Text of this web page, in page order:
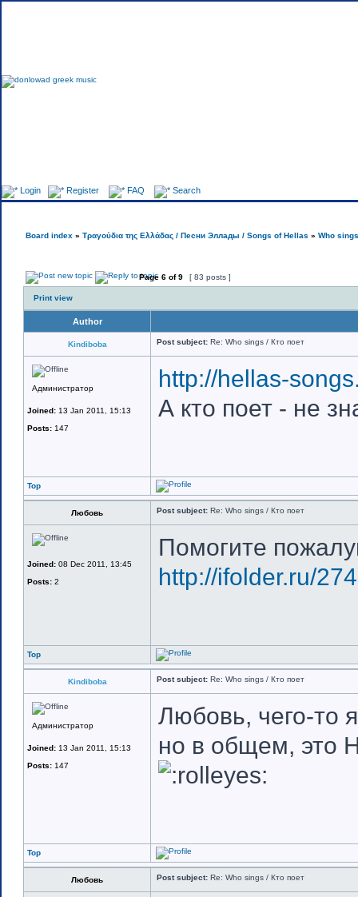
Login Register FAQ Search
Board index » Τραγούδια της Ελλάδας / Песни Эллады / Songs of Hellas » Who
Page 6 of9 [ 83 posts ]
Print view
Author
Kindiboba Post subject: Re: Who sings / Кто поет
Администратор
Joined: 13 Jan 2011, 15:13
Posts: 147
http://hellas-
А кто поет - не
Top
Любовь Post subject: Re: Who sings / Кто поет
Joined: 08 Dec 2011, 13:45
Posts: 2
Помогите
http://ifolder.ru/
Top
Kindiboba Post subject: Re: Who sings / Кто поет
Администратор
Joined: 13 Jan 2011, 15:13
Posts: 147
Любовь, чего-то
но в общем, это
Top
Любовь Post subject: Re: Who sings / Кто поет